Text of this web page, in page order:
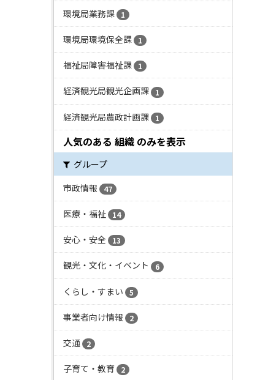
環境局業務課 1
環境局環境保全課 1
福祉局障害福祉課 1
経済観光局観光企画課 1
経済観光局農政計画課 1
人気のある 組織 のみを表示
グループ
市政情報
47
医療・福祉 14
安心・安全 13
観光・文化・イベント 6
くらし・すまい 5
事業者向け情報 2
交通 2
子育て・教育 2